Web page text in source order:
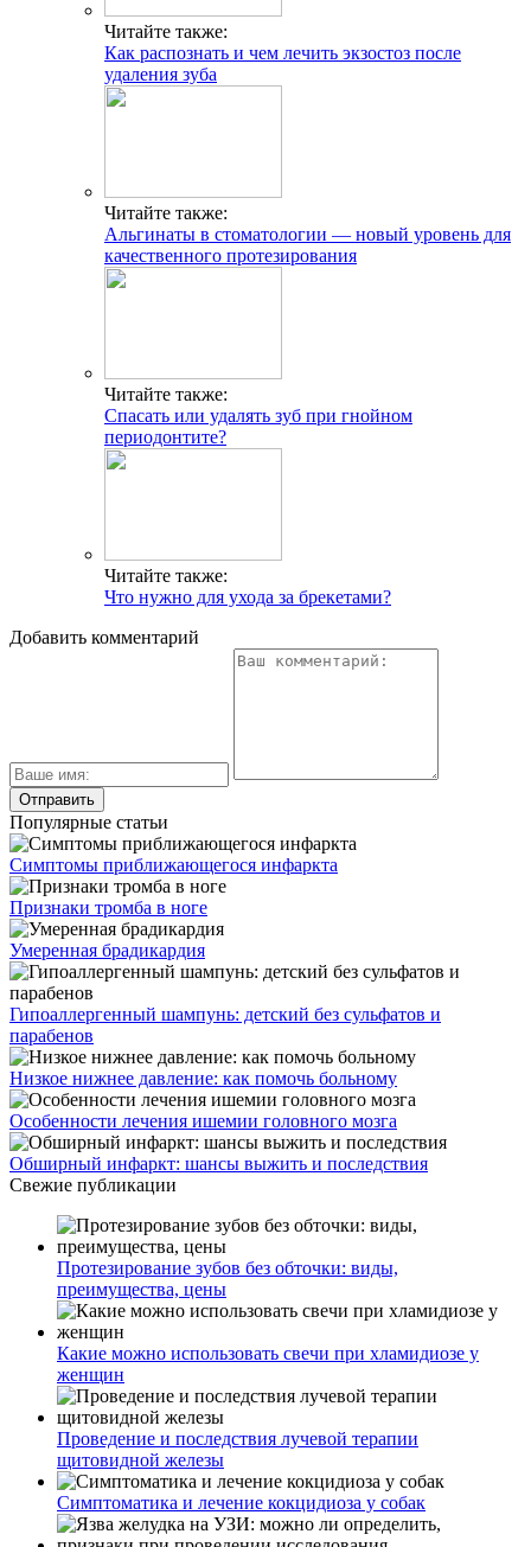
Читайте также:
Как распознать и чем лечить экзостоз после
удаления зуба
Читайте также:
Альгинаты в стоматологии ― новый уровень для
качественного протезирования
Читайте также:
Спасать или удалять зуб при гнойном
периодонтите?
Читайте также:
Что нужно для ухода за брекетами?
Добавить комментарий
Популярные статьи
Симптомы приближающегося инфаркта
Признаки тромба в ноге
Умеренная брадикардия
Гипоаллергенный шампунь: детский без сульфатов и
парабенов
Низкое нижнее давление: как помочь больному
Особенности лечения ишемии головного мозга
Обширный инфаркт: шансы выжить и последствия
Свежие публикации
Протезирование зубов без обточки: виды,
преимущества, цены
Какие можно использовать свечи при хламидиозе у
женщин
Проведение и последствия лучевой терапии
щитовидной железы
Симптоматика и лечение кокцидиоза у собак